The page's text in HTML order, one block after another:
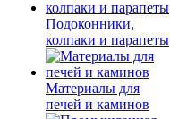
Подоконники,
колпаки и парапеты
Материалы для
печей и каминов